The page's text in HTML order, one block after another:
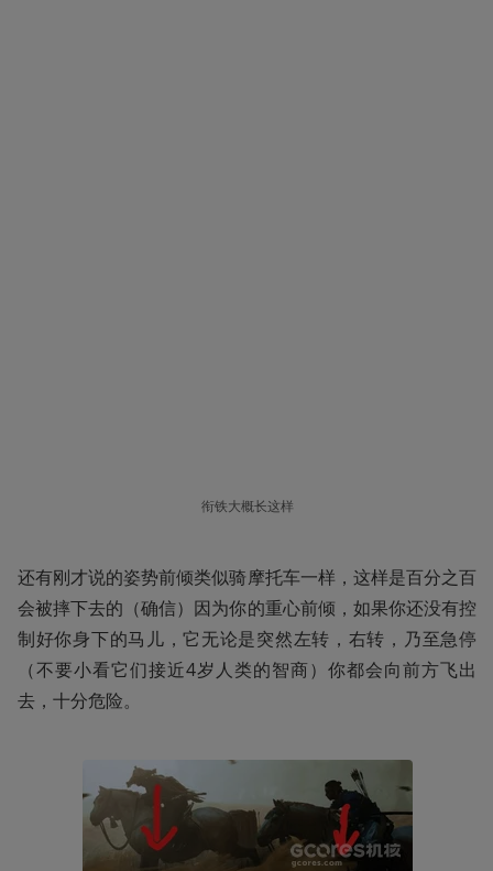
衔铁大概长这样
还有刚才说的姿势前倾类似骑摩托车一样，这样是百分之百
会被摔下去的（确信）因为你的重心前倾，如果你还没有控
制好你身下的马儿，它无论是突然左转，右转，乃至急停
（不要小看它们接近4岁人类的智商）你都会向前方飞出
去，十分危险。